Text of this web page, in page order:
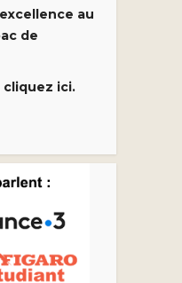
au
de
cliquez ici.